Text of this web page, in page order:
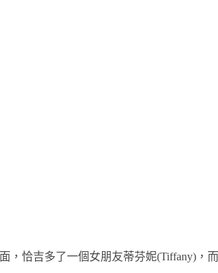
，恰吉多了一個女朋友蒂芬妮(Tiffany)，